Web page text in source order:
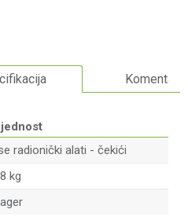
Komentari
radionički alati - čekići
kg